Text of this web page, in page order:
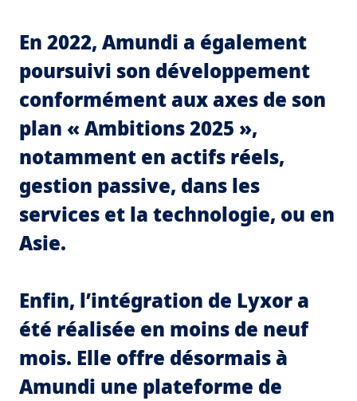
En 2022, Amundi a également
poursuivi son développement
conformément aux axes de son
plan « Ambitions 2025 »,
notamment en actifs réels,
gestion passive, dans les
services et la technologie, ou en
Asie.
Enfin, l’intégration de Lyxor a
été réalisée en moins de neuf
mois. Elle offre désormais à
Amundi une plateforme de